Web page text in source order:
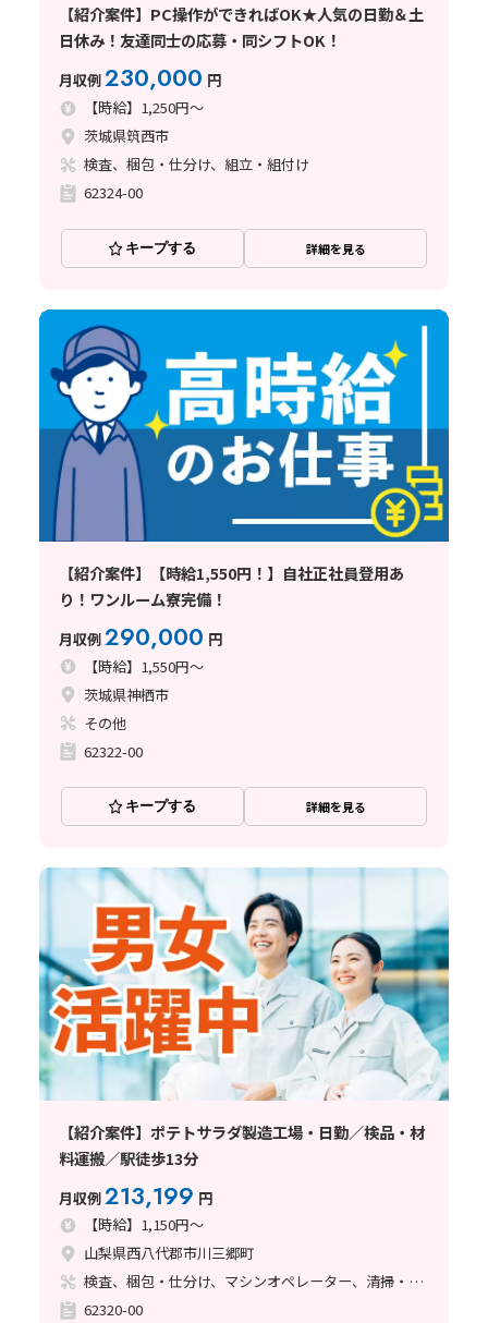
【紹介案件】PC操作ができればOK★人気の日勤＆土
日休み！友達同士の応募・同シフトOK！
月収例230,000 円
【時給】1,250円～
茨城県筑西市
検査、梱包・仕分け、組立・組付け
62324-00
キープする 詳細を見る
【紹介案件】【時給1,550円！】自社正社員登用あ
り！ワンルーム寮完備！
月収例290,000 円
【時給】1,550円～
茨城県神栖市
その他
62322-00
キープする 詳細を見る
【紹介案件】ポテトサラダ製造工場・日勤／検品・材
料運搬／駅徒歩13分
月収例213,199 円
【時給】1,150円～
山梨県西八代郡市川三郷町
検査、梱包・仕分け、マシンオペレーター、清掃・洗浄
62320-00